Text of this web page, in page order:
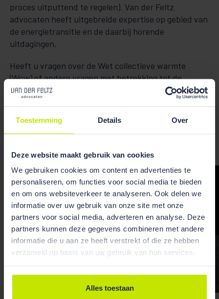
Toestemming Details Over
Deze website maakt gebruik van cookies
We gebruiken cookies om content en advertenties te
personaliseren, om functies voor social media te bieden
en om ons websiteverkeer te analyseren. Ook delen we
informatie over uw gebruik van onze site met onze
partners voor social media, adverteren en analyse. Deze
partners kunnen deze gegevens combineren met andere
informatie die u aan ze heeft verstrekt of die ze hebben
verzameld op basis van uw gebruik van hun services.
Alles toestaan
proces uitputtend te regelen). Van der Feltz
advocaten heeft uitgebreide expertise op gebied van
de energietransitie en de daarbij horende
uitdagingen.
Heeft u vragen over de Wet collectieve warmte
(Wcw) of andere vragen met betrekking tot de
warmtetransitie? Neem dan
op met één van